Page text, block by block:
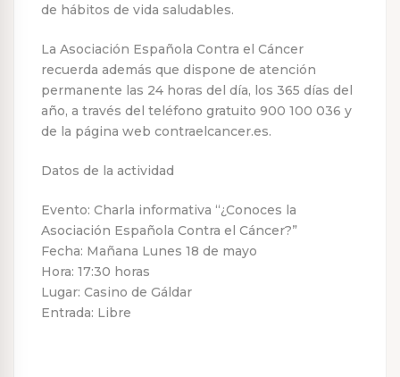
de hábitos de vida saludables.
La Asociación Española Contra el Cáncer
recuerda además que dispone de atención
permanente las 24 horas del día, los 365 días del
año, a través del teléfono gratuito 900 100 036 y
de la página web contraelcancer.es.
Datos de la actividad
Evento: Charla informativa “¿Conoces la
Asociación Española Contra el Cáncer?”
Fecha: Mañana Lunes 18 de mayo
Hora: 17:30 horas
Lugar: Casino de Gáldar
Entrada: Libre